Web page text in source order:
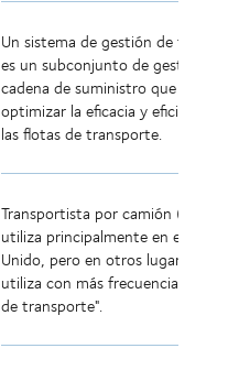
Un sistema de gestión de
es un subconjunto de gestión de
cadena de suministro que ayuda
optimizar la eficacia y eficiencia
las flotas de transporte.
Transportista por camión
utiliza principalmente en el Reino
Unido, pero en otros lugares se
utiliza con más frecuencia
de transporte".